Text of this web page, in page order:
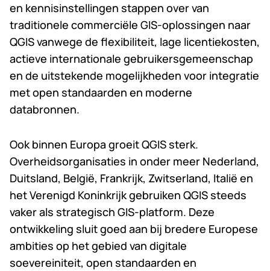
en kennisinstellingen stappen over van
traditionele commerciële GIS-oplossingen naar
QGIS vanwege de flexibiliteit, lage licentiekosten,
actieve internationale gebruikersgemeenschap
en de uitstekende mogelijkheden voor integratie
met open standaarden en moderne
databronnen.
Ook binnen Europa groeit QGIS sterk.
Overheidsorganisaties in onder meer Nederland,
Duitsland, België, Frankrijk, Zwitserland, Italië en
het Verenigd Koninkrijk gebruiken QGIS steeds
vaker als strategisch GIS-platform. Deze
ontwikkeling sluit goed aan bij bredere Europese
ambities op het gebied van digitale
soevereiniteit, open standaarden en